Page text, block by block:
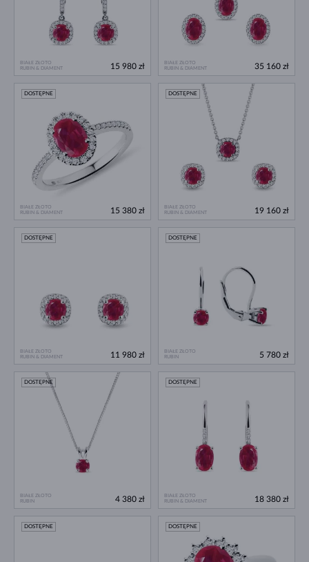
BIAŁE ZŁOTO
RUBIN & DIAMENT
15 980 zł
BIAŁE ZŁOTO
RUBIN & DIAMENT
35 160 zł
BIAŁE ZŁOTO
RUBIN & DIAMENT
DOSTĘPNE
15 380 zł
BIAŁE ZŁOTO
RUBIN & DIAMENT
DOSTĘPNE
19 160 zł
BIAŁE ZŁOTO
RUBIN & DIAMENT
DOSTĘPNE
11 980 zł
BIAŁE ZŁOTO
RUBIN
DOSTĘPNE
5 780 zł
BIAŁE ZŁOTO
RUBIN
DOSTĘPNE
4 380 zł
BIAŁE ZŁOTO
RUBIN & DIAMENT
DOSTĘPNE
18 380 zł
DOSTĘPNE DOSTĘPNE